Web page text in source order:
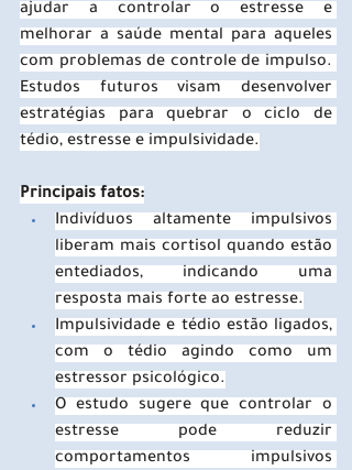
ajudar a controlar o estresse e
melhorar a saúde mental para aqueles
com problemas de controle de impulso.
Estudos futuros visam desenvolver
estratégias para quebrar o ciclo de
tédio, estresse e impulsividade.
Principais fatos:
Indivíduos altamente impulsivos
liberam mais cortisol quando estão
entediados, indicando uma
resposta mais forte ao estresse.
Impulsividade e tédio estão ligados,
com o tédio agindo como um
estressor psicológico.
O estudo sugere que controlar o
estresse pode reduzir
comportamentos impulsivos